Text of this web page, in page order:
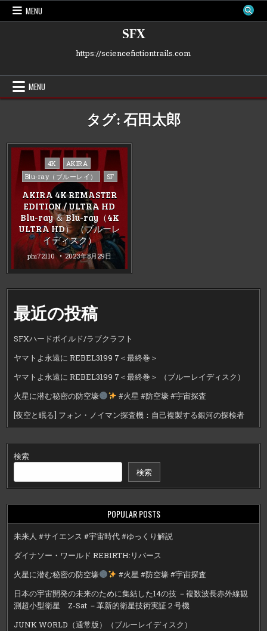
Skip
MENU
SFX
https://sciencefictiontrails.com
MENU
タグ:石田太郎
Posted
in
4K
AKIRA
Blu-ray（ブルーレイ）
SF
AKIRA 4K REMASTER
EDITION / ULTRA HD
Blu-ray ＆ Blu-ray（4K
ULTRA HD） （ブルーレ
イディスク）
phi72110 2023年8月29日
最近の投稿
SFXハードボイルド/ラブクラフト
ヤマトよ永遠に REBEL3199 7＜最終巻＞
ヤマトよ永遠に REBEL3199 7＜最終巻＞ （ブルーレイディスク）
火星に潜む秘密の防空壕
#火星 #防空壕 #宇宙探査
[夜空と眠る] フォン・ノイマン探査機：自己複製する銀河の探検者
検索
検索
POPULAR POSTS
未来人 #サイエンス #宇宙時代 #ゆっくり解説
ダイナソー・ワールド REBIRTH:リバース
火星に潜む秘密の防空壕
#火星 #防空壕 #宇宙探査
日本の宇宙開発の未来のために集結した14の技 －複数波長赤外線観
測超小型衛星 Z-Sat －革新的衛星技術実証２号機
JUNK WORLD（通常版）（ブルーレイディスク）